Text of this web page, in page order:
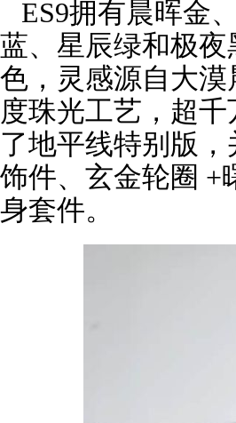
ES9拥有晨晖金
蓝、星辰绿和极
色，灵感源自大
度珠光工艺，超
了地平线特别版
饰件、玄金轮圈 +
身套件。